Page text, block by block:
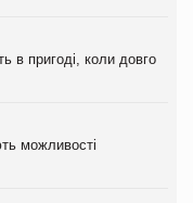
в пригоді, коли довго
можливості